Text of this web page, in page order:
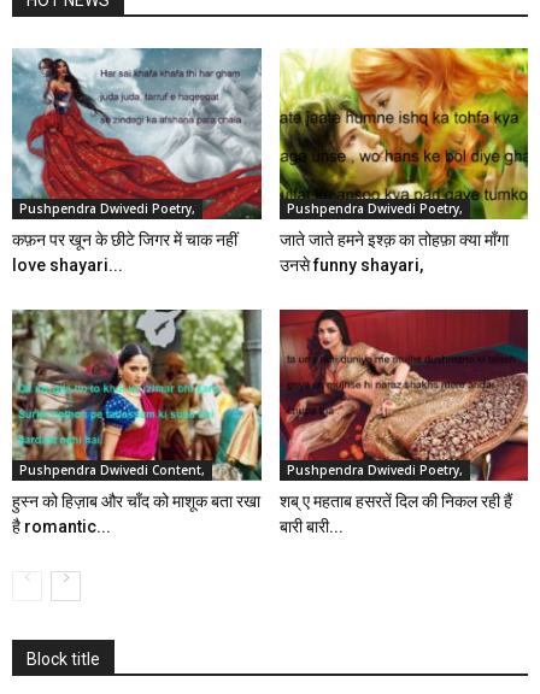
Pushpendra Dwivedi Poetry,
कफ़न पर खून के छीटे जिगर में चाक नहीं
love shayari...
Pushpendra Dwivedi Poetry,
जाते जाते हमने इश्क़ का तोहफ़ा क्या माँगा
उनसे funny shayari,
Pushpendra Dwivedi Content,
हुस्न को हिज़ाब और चाँद को माशूक बता रखा
है romantic...
Pushpendra Dwivedi Poetry,
शब् ए महताब हसरतें दिल की निकल रही हैं
बारी बारी...
Block title